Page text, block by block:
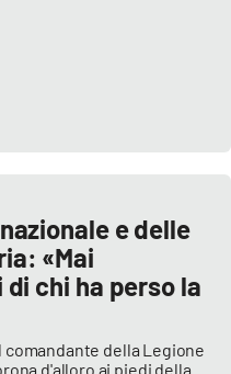
e delle
«Mai
chi ha perso la
comandante della Legione
d'alloro ai piedi della